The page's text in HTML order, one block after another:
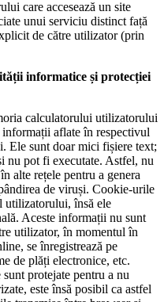
care accesează un site
unui serviciu distinct față
de către utilizator (prin
informatice și protecției
calculatorului utilizatorului
aflate în respectivul
Ele sunt doar mici fișiere text;
nu pot fi executate. Astfel, nu
alte rețele pentru a genera
de viruși. Cookie-urile
utilizatorului, însă ele
Aceste informații nu sunt
utilizator, în momentul în
se înregistrează pe
de plăți electronice, etc.
protejate pentru a nu
este însă posibil ca astfel